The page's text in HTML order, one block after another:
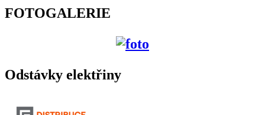
FOTOGALERIE
Odstávky elektřiny